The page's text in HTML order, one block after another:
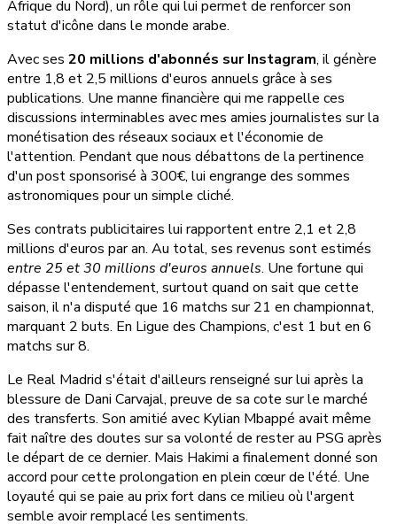
Afrique du Nord), un rôle qui lui permet de renforcer son
statut d'icône dans le monde arabe.
Avec ses 20 millions d'abonnés sur Instagram, il génère
entre 1,8 et 2,5 millions d'euros annuels grâce à ses
publications. Une manne financière qui me rappelle ces
discussions interminables avec mes amies journalistes sur la
monétisation des réseaux sociaux et l'économie de
l'attention. Pendant que nous débattons de la pertinence
d'un post sponsorisé à 300€, lui engrange des sommes
astronomiques pour un simple cliché.
Ses contrats publicitaires lui rapportent entre 2,1 et 2,8
millions d'euros par an. Au total, ses revenus sont estimés
entre 25 et 30 millions d'euros annuels. Une fortune qui
dépasse l'entendement, surtout quand on sait que cette
saison, il n'a disputé que 16 matchs sur 21 en championnat,
marquant 2 buts. En Ligue des Champions, c'est 1 but en 6
matchs sur 8.
Le Real Madrid s'était d'ailleurs renseigné sur lui après la
blessure de Dani Carvajal, preuve de sa cote sur le marché
des transferts. Son amitié avec Kylian Mbappé avait même
fait naître des doutes sur sa volonté de rester au PSG après
le départ de ce dernier. Mais Hakimi a finalement donné son
accord pour cette prolongation en plein cœur de l'été. Une
loyauté qui se paie au prix fort dans ce milieu où l'argent
semble avoir remplacé les sentiments.